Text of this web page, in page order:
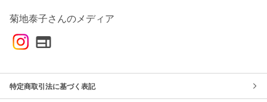
菊地泰子さんのメディア
特定商取引法に基づく表記